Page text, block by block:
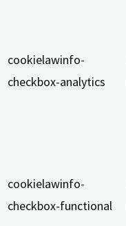
cookielawinfo-
checkbox-analytics
cookielawinfo-
checkbox-functional